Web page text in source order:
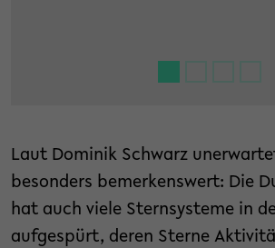
Laut Dominik Schwarz
besonders bemerkenswert: Die
hat auch viele Sternsysteme in
aufgespürt, deren Sterne